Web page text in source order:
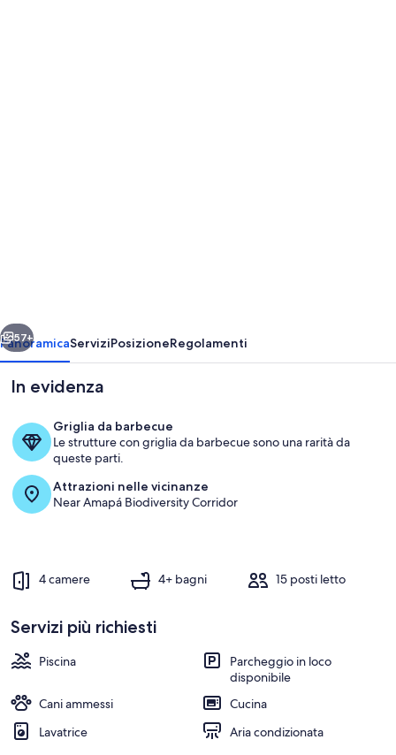
Avanti
57+
PanoramicaServiziPosizioneRegolamenti
In evidenza
Griglia da barbecue
Le strutture con griglia da barbecue sono una rarità da
queste parti.
Attrazioni nelle vicinanze
Near Amapá Biodiversity Corridor
4 camere 4+ bagni 15 posti letto
Servizi più richiesti
Piscina
Parcheggio in loco
disponibile
Cani ammessi
Cucina
Lavatrice
Aria condizionata